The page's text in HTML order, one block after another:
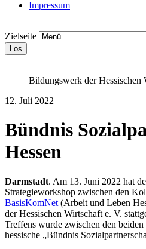
Impressum
Zielseite
Los
Bildungswerk der Hessischen
12. Juli 2022
Bündnis
Hessen
Darmstadt. Am 13. Juni 2022 hat
Strategieworkshop zwischen den
BasisKomNet (Arbeit und Leben
der Hessischen Wirtschaft e. V.
Treffens wurde zwischen den
hessische „Bündnis